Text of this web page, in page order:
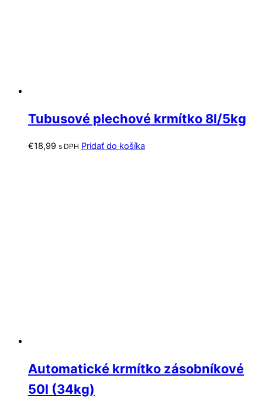
Tubusové plechové krmítko 8l/5kg
€18,99 s DPH Pridať do košíka
Automatické krmítko zásobníkové
50l (34kg)